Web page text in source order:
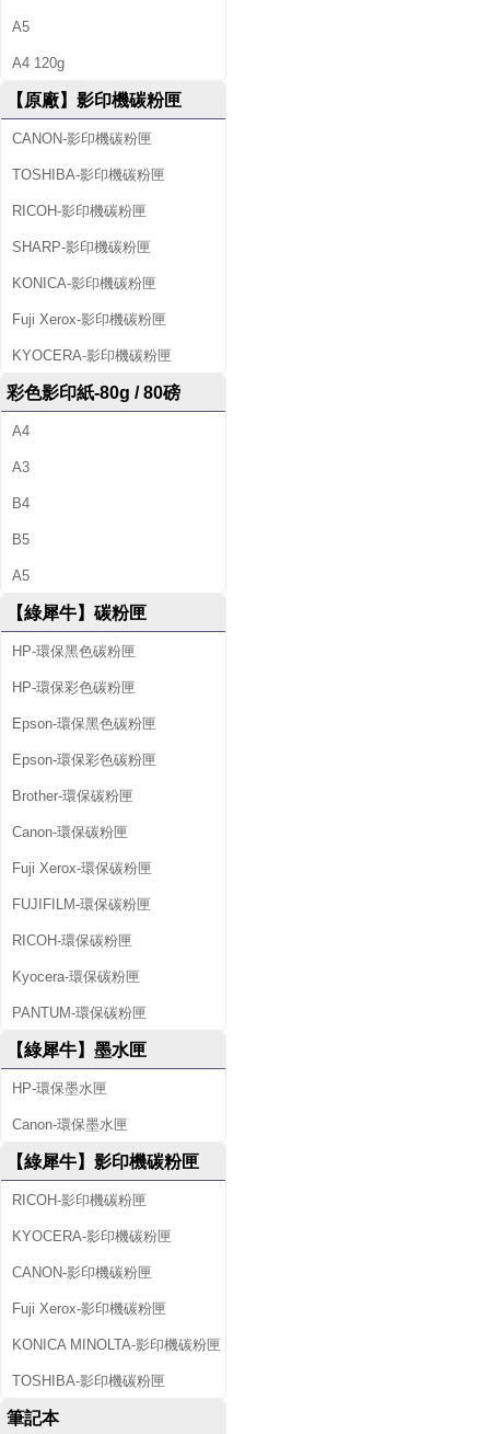
A5
A4 120g
【原廠】影印機碳粉匣
CANON-影印機碳粉匣
TOSHIBA-影印機碳粉匣
RICOH-影印機碳粉匣
SHARP-影印機碳粉匣
KONICA-影印機碳粉匣
Fuji Xerox-影印機碳粉匣
KYOCERA-影印機碳粉匣
彩色影印紙-80g / 80磅
A4
A3
B4
B5
A5
【綠犀牛】碳粉匣
HP-環保黑色碳粉匣
HP-環保彩色碳粉匣
Epson-環保黑色碳粉匣
Epson-環保彩色碳粉匣
Brother-環保碳粉匣
Canon-環保碳粉匣
Fuji Xerox-環保碳粉匣
FUJIFILM-環保碳粉匣
RICOH-環保碳粉匣
Kyocera-環保碳粉匣
PANTUM-環保碳粉匣
【綠犀牛】墨水匣
HP-環保墨水匣
Canon-環保墨水匣
【綠犀牛】影印機碳粉匣
RICOH-影印機碳粉匣
KYOCERA-影印機碳粉匣
CANON-影印機碳粉匣
Fuji Xerox-影印機碳粉匣
KONICA MINOLTA-影印機碳粉匣
TOSHIBA-影印機碳粉匣
筆記本